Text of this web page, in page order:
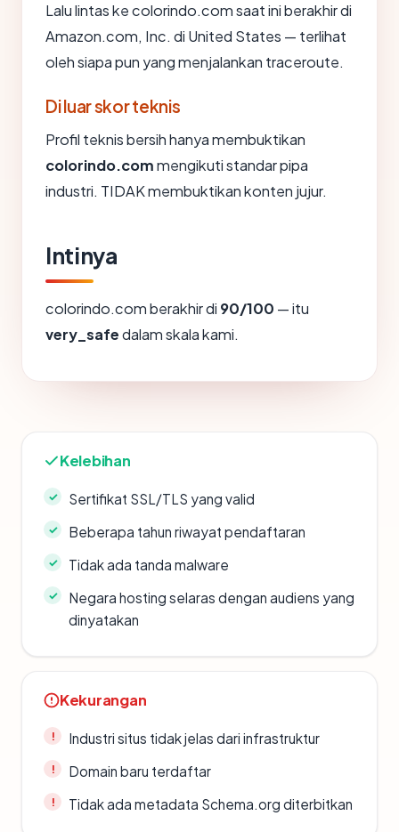
Lalu lintas ke colorindo.com saat ini berakhir di
Amazon.com, Inc. di United States — terlihat
oleh siapa pun yang menjalankan traceroute.
Di luar skor teknis
Profil teknis bersih hanya membuktikan
colorindo.commengikuti standar pipa
industri. TIDAK membuktikan konten jujur.
Intinya
colorindo.com berakhir di 90/100 — itu
very_safedalam skala kami.
Kelebihan
Sertifikat SSL/TLS yang valid
Beberapa tahun riwayat pendaftaran
Tidak ada tanda malware
Negara hosting selaras dengan audiens yang
dinyatakan
Kekurangan
Industri situs tidak jelas dari infrastruktur
Domain baru terdaftar
Tidak ada metadata Schema.org diterbitkan